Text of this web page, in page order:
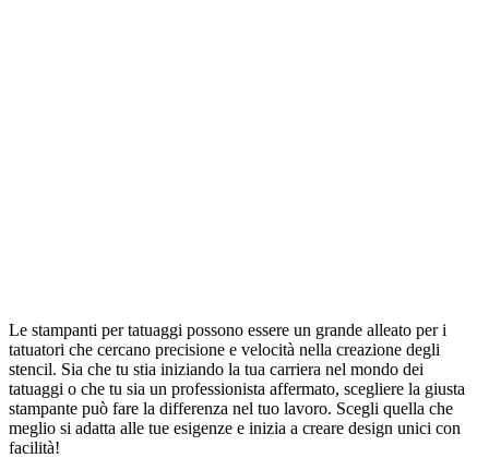
Le stampanti per tatuaggi possono essere un grande alleato per i
tatuatori che cercano precisione e velocità nella creazione degli
stencil. Sia che tu stia iniziando la tua carriera nel mondo dei
tatuaggi o che tu sia un professionista affermato, scegliere la giusta
stampante può fare la differenza nel tuo lavoro. Scegli quella che
meglio si adatta alle tue esigenze e inizia a creare design unici con
facilità!